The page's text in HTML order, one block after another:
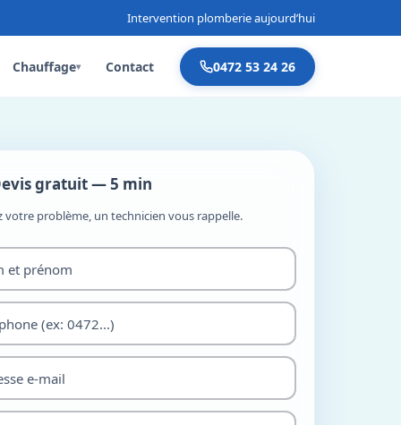
Intervention plomberie aujourd’hui
Chauffage▾ Contact 0472 53 24 26
gratuit — 5 min
votre problème, un technicien vous rappelle.